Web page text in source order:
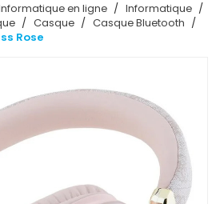
en ligne
Informatique
Casque
Casque Bluetooth
Rose